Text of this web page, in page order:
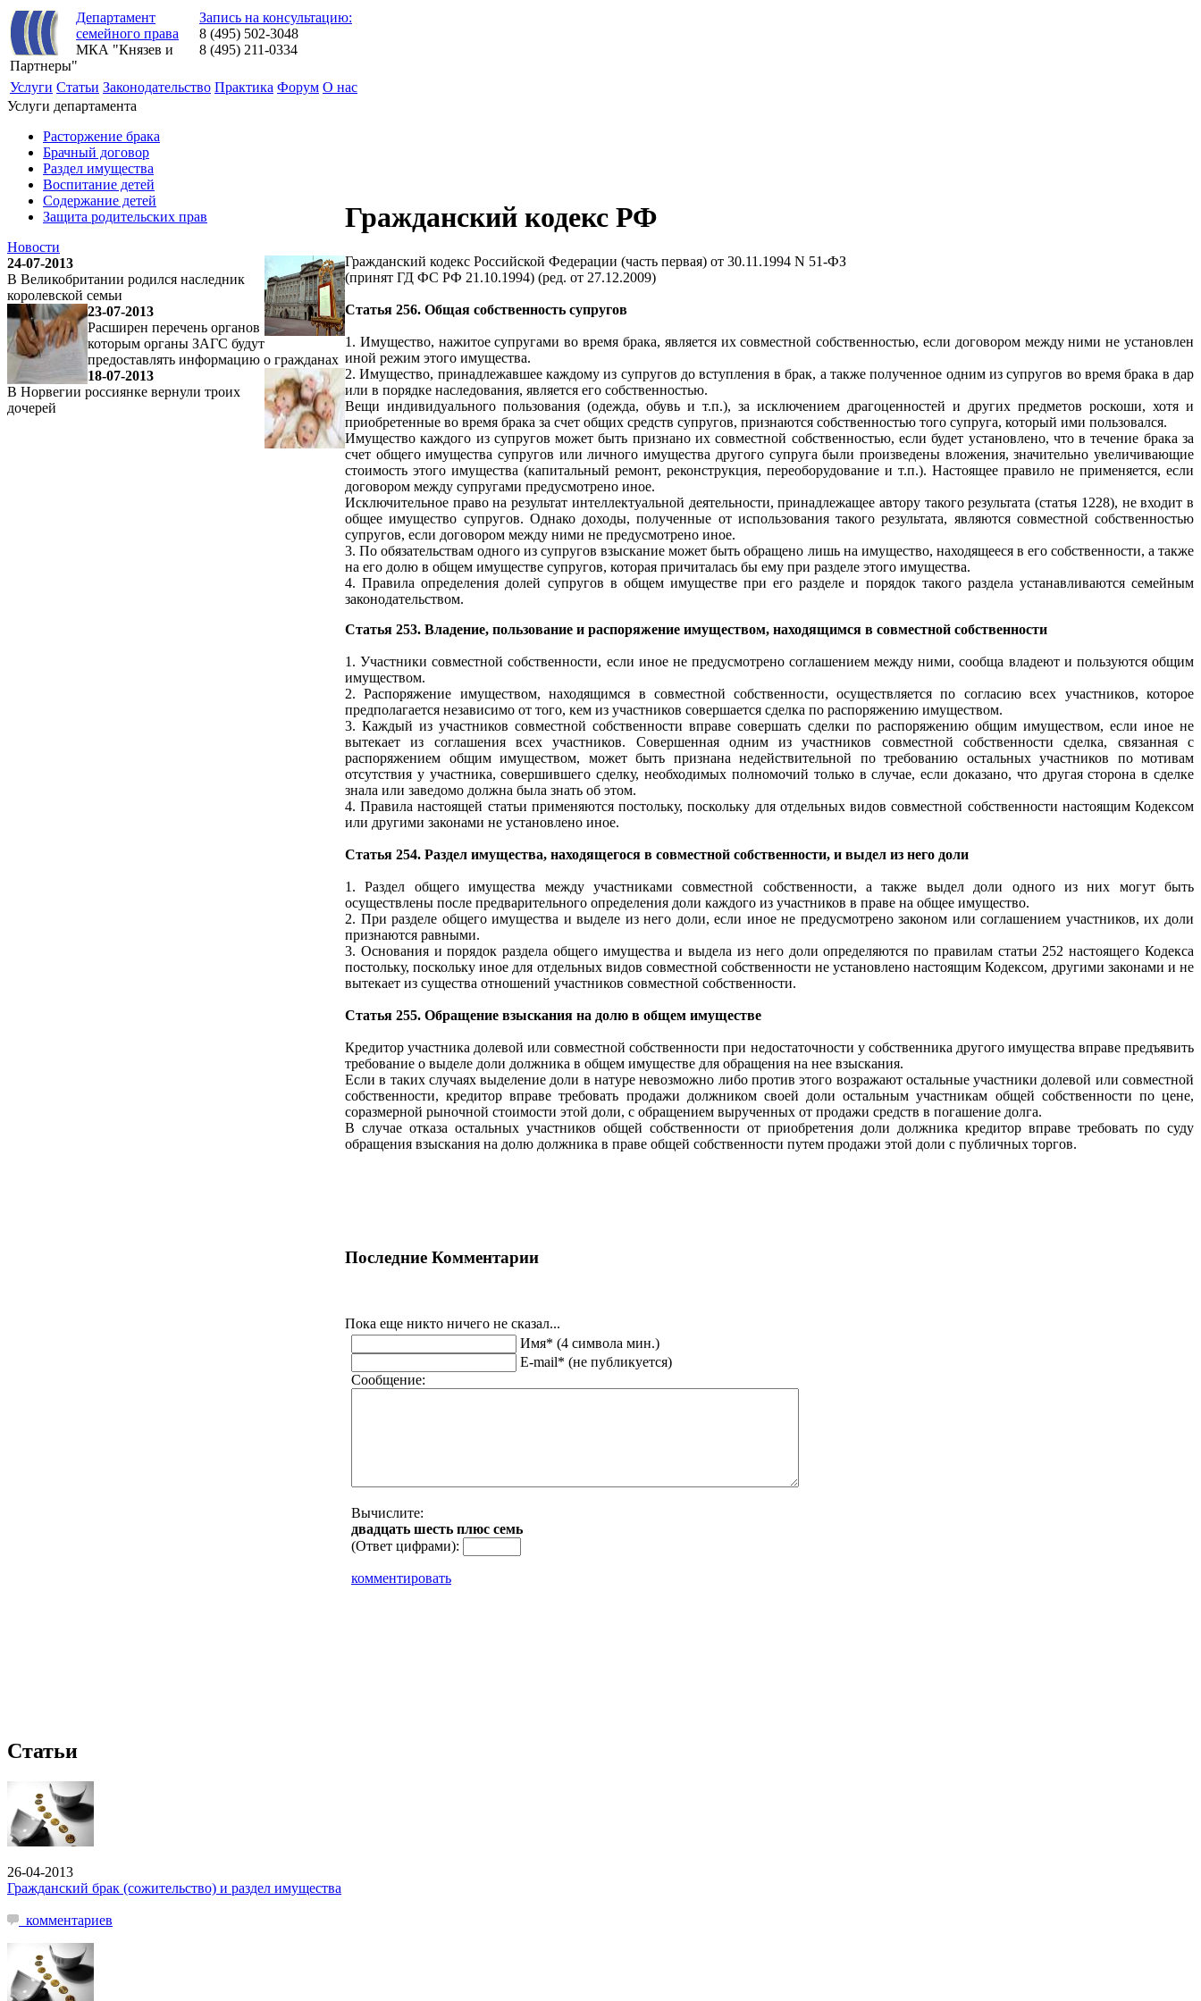
Департамент
семейного права
МКА "Князев и
Партнеры"
Запись на консультацию:
8 (495) 502-3048
8 (495) 211-0334
Услуги Статьи Законодательство Практика Форум О нас
Услуги департамента
Расторжение брака
Брачный договор
Раздел имущества
Воспитание детей
Содержание детей
Защита родительских прав
Новости
24-07-2013
В Великобритании родился наследник
королевской семьи
23-07-2013
Расширен перечень органов
которым органы ЗАГС будут
предоставлять информацию о гражданах
18-07-2013
В Норвегии россиянке вернули троих
дочерей
Гражданский кодекс РФ
Гражданский кодекс Российской Федерации (часть первая) от 30.11.1994 N 51-ФЗ
(принят ГД ФС РФ 21.10.1994) (ред. от 27.12.2009)
Статья 256. Общая собственность супругов
1. Имущество, нажитое супругами во время брака, является их совместной собственностью, если договором между ними не установлен
иной режим этого имущества.
2. Имущество, принадлежавшее каждому из супругов до вступления в брак, а также полученное одним из супругов во время брака в дар
или в порядке наследования, является его собственностью.
Вещи индивидуального пользования (одежда, обувь и т.п.), за исключением драгоценностей и других предметов роскоши, хотя и
приобретенные во время брака за счет общих средств супругов, признаются собственностью того супруга, который ими пользовался.
Имущество каждого из супругов может быть признано их совместной собственностью, если будет установлено, что в течение брака за
счет общего имущества супругов или личного имущества другого супруга были произведены вложения, значительно увеличивающие
стоимость этого имущества (капитальный ремонт, реконструкция, переоборудование и т.п.). Настоящее правило не применяется, если
договором между супругами предусмотрено иное.
Исключительное право на результат интеллектуальной деятельности, принадлежащее автору такого результата (статья 1228), не входит в
общее имущество супругов. Однако доходы, полученные от использования такого результата, являются совместной собственностью
супругов, если договором между ними не предусмотрено иное.
3. По обязательствам одного из супругов взыскание может быть обращено лишь на имущество, находящееся в его собственности, а также
на его долю в общем имуществе супругов, которая причиталась бы ему при разделе этого имущества.
4. Правила определения долей супругов в общем имуществе при его разделе и порядок такого раздела устанавливаются семейным
законодательством.
Статья 253. Владение, пользование и распоряжение имуществом, находящимся в совместной собственности
1. Участники совместной собственности, если иное не предусмотрено соглашением между ними, сообща владеют и пользуются общим
имуществом.
2. Распоряжение имуществом, находящимся в совместной собственности, осуществляется по согласию всех участников, которое
предполагается независимо от того, кем из участников совершается сделка по распоряжению имуществом.
3. Каждый из участников совместной собственности вправе совершать сделки по распоряжению общим имуществом, если иное не
вытекает из соглашения всех участников. Совершенная одним из участников совместной собственности сделка, связанная с
распоряжением общим имуществом, может быть признана недействительной по требованию остальных участников по мотивам
отсутствия у участника, совершившего сделку, необходимых полномочий только в случае, если доказано, что другая сторона в сделке
знала или заведомо должна была знать об этом.
4. Правила настоящей статьи применяются постольку, поскольку для отдельных видов совместной собственности настоящим Кодексом
или другими законами не установлено иное.
Статья 254. Раздел имущества, находящегося в совместной собственности, и выдел из него доли
1. Раздел общего имущества между участниками совместной собственности, а также выдел доли одного из них могут быть
осуществлены после предварительного определения доли каждого из участников в праве на общее имущество.
2. При разделе общего имущества и выделе из него доли, если иное не предусмотрено законом или соглашением участников, их доли
признаются равными.
3. Основания и порядок раздела общего имущества и выдела из него доли определяются по правилам статьи 252 настоящего Кодекса
постольку, поскольку иное для отдельных видов совместной собственности не установлено настоящим Кодексом, другими законами и не
вытекает из существа отношений участников совместной собственности.
Статья 255. Обращение взыскания на долю в общем имуществе
Кредитор участника долевой или совместной собственности при недостаточности у собственника другого имущества вправе предъявить
требование о выделе доли должника в общем имуществе для обращения на нее взыскания.
Если в таких случаях выделение доли в натуре невозможно либо против этого возражают остальные участники долевой или совместной
собственности, кредитор вправе требовать продажи должником своей доли остальным участникам общей собственности по цене,
соразмерной рыночной стоимости этой доли, с обращением вырученных от продажи средств в погашение долга.
В случае отказа остальных участников общей собственности от приобретения доли должника кредитор вправе требовать по суду
обращения взыскания на долю должника в праве общей собственности путем продажи этой доли с публичных торгов.
Последние Комментарии
Пока еще никто ничего не сказал...
Имя* (4 символа мин.)
E-mail* (не публикуется)
Сообщение:
Вычислите:
двaдцaть шecть плюс ceмь
(Ответ цифрами):
комментировать
Статьи
26-04-2013
Гражданский брак (сожительство) и раздел имущества
комментариев